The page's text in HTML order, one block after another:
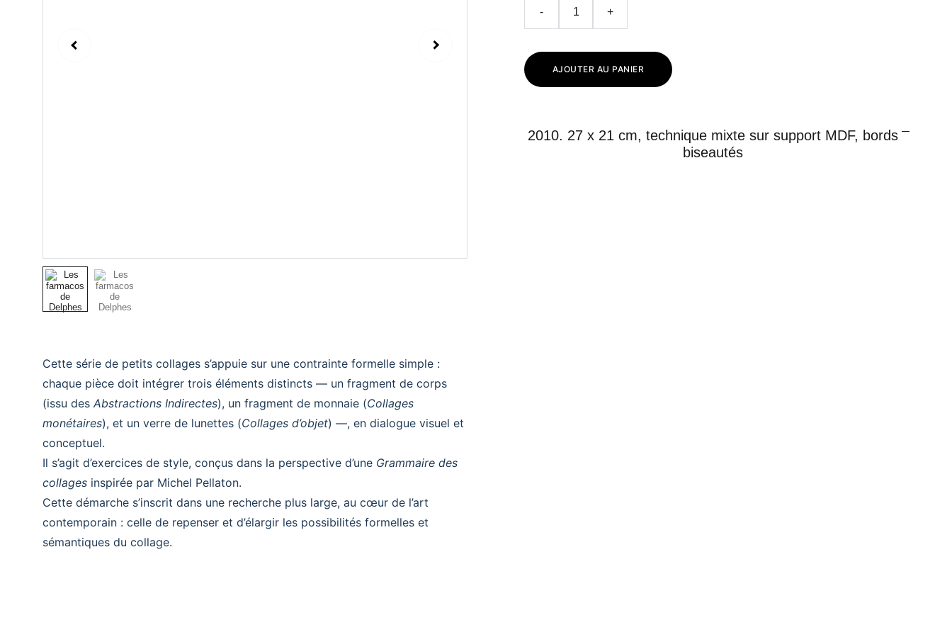
Cette série de petits collages s’appuie sur une contrainte formelle simple :
chaque pièce doit intégrer trois éléments distincts — un fragment de corps
(issu des Abstractions Indirectes), un fragment de monnaie (Collages
monétaires), et un verre de lunettes (Collages d’objet) —, en dialogue visuel et
conceptuel.
Il s’agit d’exercices de style, conçus dans la perspective d’une Grammaire des
collages inspirée par Michel Pellaton.
Cette démarche s’inscrit dans une recherche plus large, au cœur de l’art
contemporain : celle de repenser et d’élargir les possibilités formelles et
sémantiques du collage.
- +
AJOUTER AU PANIER
2010. 27 x 21 cm, technique mixte sur support MDF, bords
biseautés